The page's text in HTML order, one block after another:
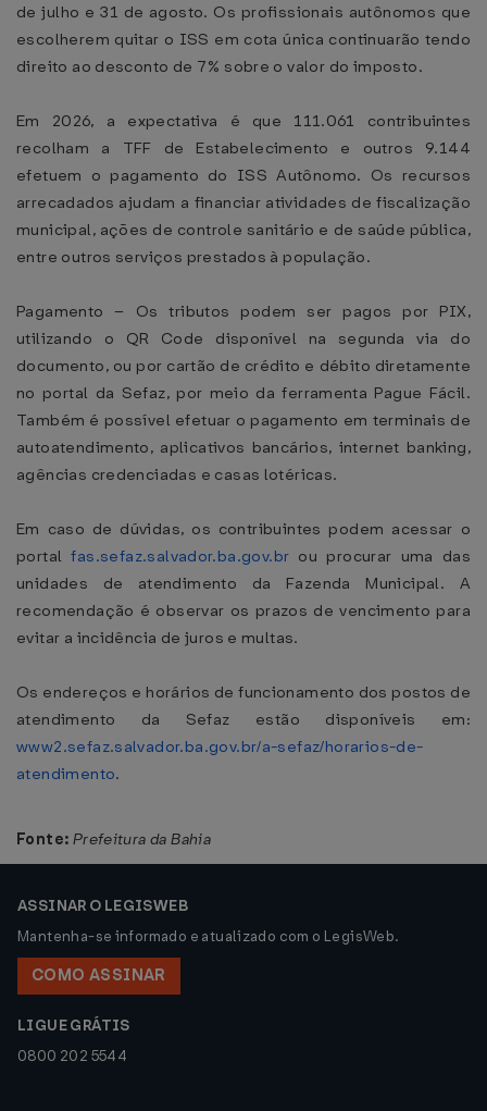
de julho e 31 de agosto. Os profissionais autônomos que
escolherem quitar o ISS em cota única continuarão tendo
direito ao desconto de 7% sobre o valor do imposto.
Em 2026, a expectativa é que 111.061 contribuintes
recolham a TFF de Estabelecimento e outros 9.144
efetuem o pagamento do ISS Autônomo. Os recursos
arrecadados ajudam a financiar atividades de fiscalização
municipal, ações de controle sanitário e de saúde pública,
entre outros serviços prestados à população.
Pagamento – Os tributos podem ser pagos por PIX,
utilizando o QR Code disponível na segunda via do
documento, ou por cartão de crédito e débito diretamente
no portal da Sefaz, por meio da ferramenta Pague Fácil.
Também é possível efetuar o pagamento em terminais de
autoatendimento, aplicativos bancários, internet banking,
agências credenciadas e casas lotéricas.
Em caso de dúvidas, os contribuintes podem acessar o
portalfas.sefaz.salvador.ba.gov.br ou procurar uma das
unidades de atendimento da Fazenda Municipal. A
recomendação é observar os prazos de vencimento para
evitar a incidência de juros e multas.
Os endereços e horários de funcionamento dos postos de
atendimento da Sefaz estão disponíveis em:
www2.sefaz.salvador.ba.gov.br/a-sefaz/horarios-de-
atendimento.
Fonte: Prefeitura da Bahia
ASSINAR O LEGISWEB
Mantenha-se informado e atualizado com o LegisWeb.
COMO ASSINAR
LIGUE GRÁTIS
0800 202 5544